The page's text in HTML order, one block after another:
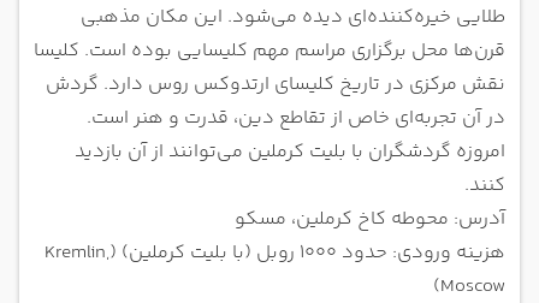
طلایی خیره‌کننده‌ای دیده می‌شود. این مکان مذهبی
قرن‌ها محل برگزاری مراسم مهم کلیسایی بوده است. کلیسا
نقش مرکزی در تاریخ کلیسای ارتدوکس روس دارد. گردش
در آن تجربه‌ای خاص از تقاطع دین، قدرت و هنر است.
امروزه گردشگران با بلیت کرملین می‌توانند از آن بازدید
کنند.
آدرس: محوطه کاخ کرملین، مسکو
هزینه ورودی: حدود ۱۰۰۰ روبل (با بلیت کرملین) (Kremlin,
Moscow)